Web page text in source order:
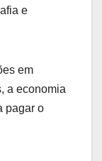
e
em
a economia
pagar o